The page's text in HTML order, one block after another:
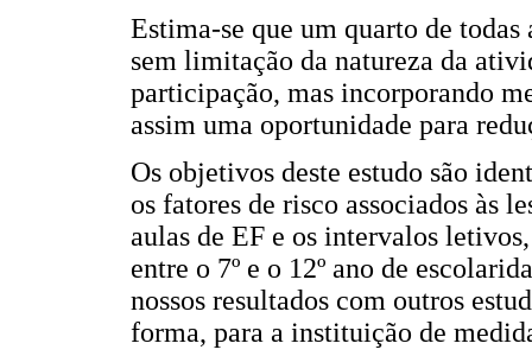
Estima-se que um quarto de todas
sem limitação da natureza da
participação, mas incorporando
assim uma oportunidade para
Os objetivos deste estudo são
os fatores de risco associados às
aulas de EF e os intervalos
entre o 7º e o 12º ano de
nossos resultados com outros
forma, para a instituição de